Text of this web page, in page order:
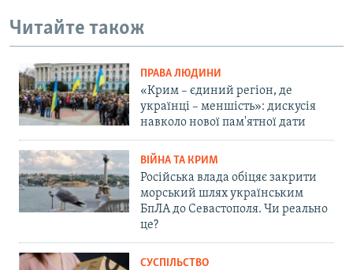
Читайте також
ПРАВА ЛЮДИНИ
«Крим – єдиний регіон, де
українці – меншість»: дискусія
навколо нової пам'ятної дати
ВІЙНА ТА КРИМ
Російська влада обіцяє закрити
морський шлях українським
БпЛА до Севастополя. Чи реально
це?
СУСПІЛЬСТВО